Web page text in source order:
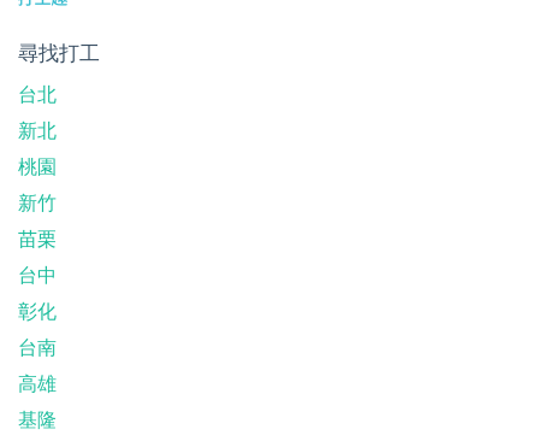
尋找打工
台北
新北
桃園
新竹
苗栗
台中
彰化
台南
高雄
基隆